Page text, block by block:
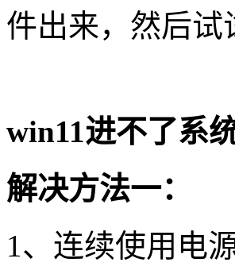
件出来，然后
win11进不了系
解决方法一：
1、连续使用电